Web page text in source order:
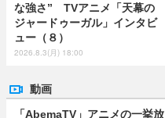
な強さ” TVアニメ「天幕の
ジャードゥーガル」インタビ
ュー（８）
2026.8.3(月) 18:00
動画
「AbemaTV」アニメの一挙放